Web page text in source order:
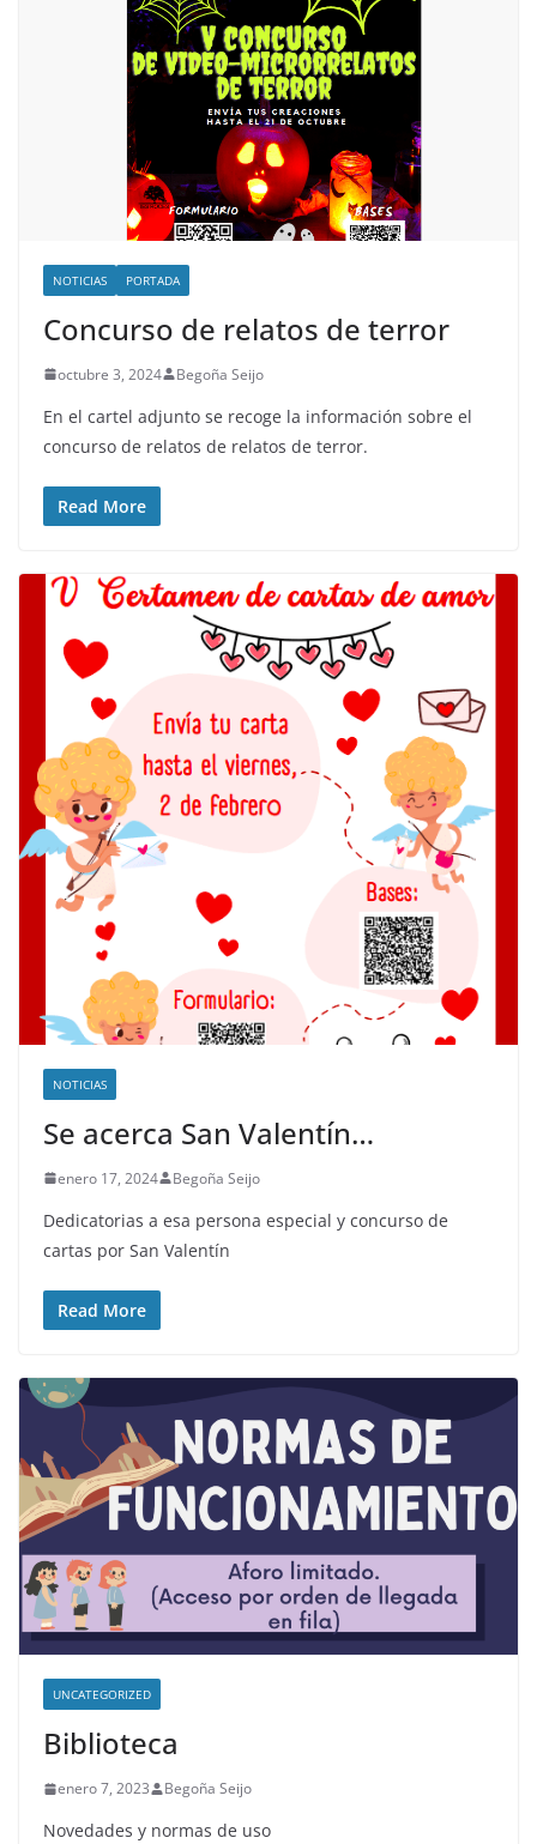
NOTICIAS PORTADA
Concurso de relatos de terror
octubre 3, 2024 Begoña Seijo
En el cartel adjunto se recoge la información sobre el
concurso de relatos de relatos de terror.
Read More
NOTICIAS
Se acerca San Valentín…
enero 17, 2024 Begoña Seijo
Dedicatorias a esa persona especial y concurso de
cartas por San Valentín
Read More
UNCATEGORIZED
Biblioteca
enero 7, 2023 Begoña Seijo
Novedades y normas de uso